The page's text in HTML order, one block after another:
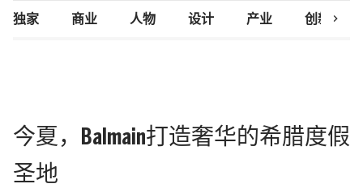
独家 商业 人物 设计 产业 创新研究
chevron_right
今夏，Balmain打造奢华的希腊度假
圣地